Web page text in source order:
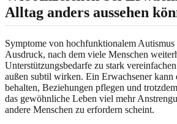
Alltag anders aussehen
Symptome von hochfunktionalem Autismus
Ausdruck, nach dem viele Menschen
Unterstützungsbedarfe zu stark
außen subtil wirken. Ein Erwachsener kann
behalten, Beziehungen pflegen und
das gewöhnliche Leben viel mehr
andere Menschen zu erfordern scheint.